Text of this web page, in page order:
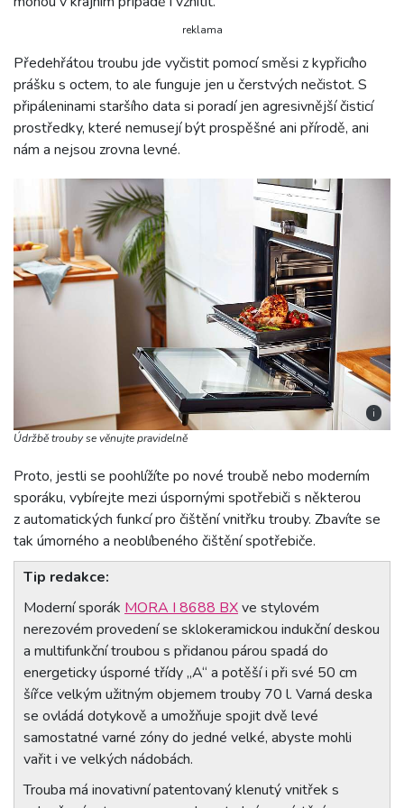
reklama
Předehřátou troubu jde vyčistit pomocí směsi z kypřicího
prášku s octem, to ale funguje jen u čerstvých nečistot. S
připáleninami staršího data si poradí jen agresivnější čisticí
prostředky, které nemusejí být prospěšné ani přírodě, ani
nám a nejsou zrovna levné.
i
Údržbě trouby se věnujte pravidelně
Proto, jestli se poohlížíte po nové troubě nebo moderním
sporáku, vybírejte mezi úspornými spotřebiči s některou
z automatických funkcí pro čištění vnitřku trouby. Zbavíte se
tak úmorného a neoblíbeného čištění spotřebiče.
Tip redakce:
Moderní sporák MORA I 8688 BXve stylovém
nerezovém provedení se sklokeramickou indukční deskou
a multifunkční troubou s přidanou párou spadá do
energeticky úsporné třídy „A“ a potěší i při své 50 cm
šířce velkým užitným objemem trouby 70 l. Varná deska
se ovládá dotykově a umožňuje spojit dvě levé
samostatné varné zóny do jedné velké, abyste mohli
vařit i ve velkých nádobách.
Trouba má inovativní patentovaný klenutý vnitřek s